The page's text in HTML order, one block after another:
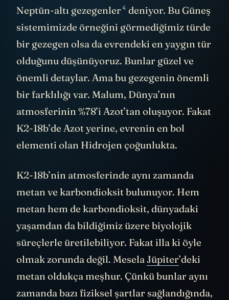
Neptün-altı gezegenler4 deniyor. Bu Güneş
sistemimizde örneğini görmediğimiz türde
bir gezegen olsa da evrendeki en yaygın tür
olduğunu düşünüyoruz. Bunlar güzel ve
önemli detaylar. Ama bu gezegenin önemli
bir farklılığı var. Malum, Dünya’nın
atmosferinin %78’i Azot’tan oluşuyor. Fakat
K2-18b’de Azot yerine, evrenin en bol
elementi olan Hidrojen çoğunlukta.
K2-18b’nin atmosferinde aynı zamanda
metan ve karbondioksit bulunuyor. Hem
metan hem de karbondioksit, dünyadaki
yaşamdan da bildiğimiz üzere biyolojik
süreçlerle üretilebiliyor. Fakat illa ki öyle
olmak zorunda değil. Mesela Jüpiter’deki
metan oldukça meşhur. Çünkü bunlar aynı
zamanda bazı fiziksel şartlar sağlandığında,